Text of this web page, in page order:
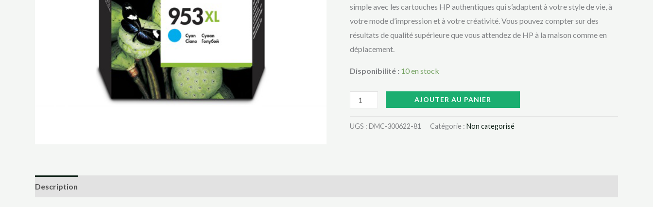
simple avec les cartouches HP authentiques qui s’adaptent à votre style de vie, à
votre mode d’impression et à votre créativité. Vous pouvez compter sur des
résultats de qualité supérieure que vous attendez de HP à la maison comme en
déplacement.
Disponibilité : 10 en stock
AJOUTER AU PANIER
UGS : DMC-300622-81 Catégorie : Non categorisé
Description